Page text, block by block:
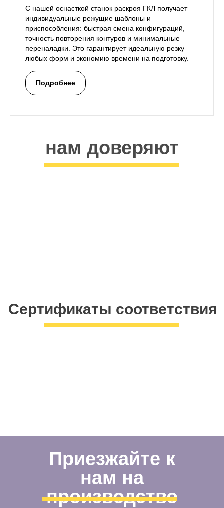
С нашей оснасткой станок раскроя ГКЛ получает
индивидуальные режущие шаблоны и
приспособления: быстрая смена конфигураций,
точность повторения контуров и минимальные
переналадки. Это гарантирует идеальную резку
любых форм и экономию времени на подготовку.
Подробнее
нам доверяют
Сертификаты соответствия
Приезжайте к
нам на
производство